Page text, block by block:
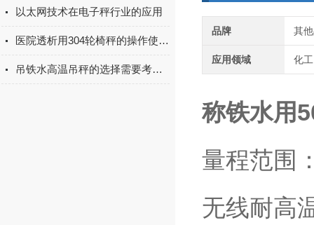
以太网技术在电子秤行业的应用
医院透析用304轮椅秤的操作使用方法
吊铁水高温吊秤的选择需要考虑便携性和耐用性
品牌 其
应用领域 化
称铁水用
量程范围
无线耐高